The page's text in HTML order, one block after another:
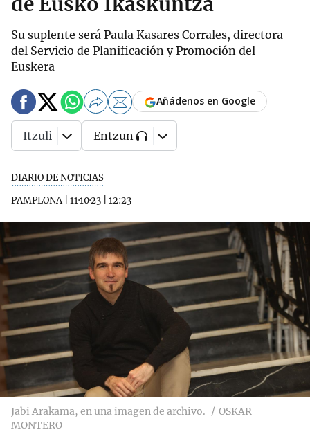
Su suplente será Paula Kasares Corrales, directora
del Servicio de Planificación y Promoción del
Euskera
DIARIO DE NOTICIAS
PAMPLONA| 11·10·23 12:23
Añádenos en Google
Itzuli Entzun
Jabi Arakama, en una imagen de archivo.
OSKAR
MONTERO